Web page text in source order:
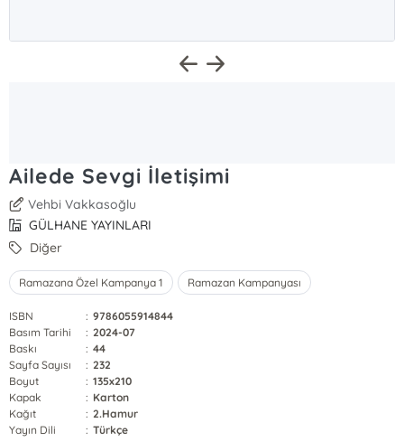
Ailede Sevgi İletişimi
Vehbi Vakkasoğlu
GÜLHANE YAYINLARI
Diğer
Ramazana Özel Kampanya 1 Ramazan Kampanyası
ISBN : 9786055914844
Basım Tarihi
: 2024-07
Baskı
: 44
Sayfa Sayısı
: 232
Boyut
: 135x210
Kapak
: Karton
Kağıt
: 2.Hamur
Yayın Dili
: Türkçe